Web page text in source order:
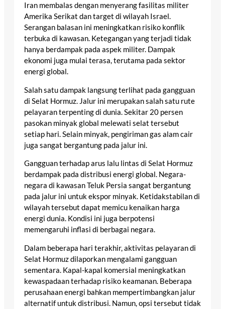
Iran membalas dengan menyerang fasilitas militer
Amerika Serikat dan target di wilayah Israel.
Serangan balasan ini meningkatkan risiko konflik
terbuka di kawasan. Ketegangan yang terjadi tidak
hanya berdampak pada aspek militer. Dampak
ekonomi juga mulai terasa, terutama pada sektor
energi global.
Salah satu dampak langsung terlihat pada gangguan
di Selat Hormuz. Jalur ini merupakan salah satu rute
pelayaran terpenting di dunia. Sekitar 20 persen
pasokan minyak global melewati selat tersebut
setiap hari. Selain minyak, pengiriman gas alam cair
juga sangat bergantung pada jalur ini.
Gangguan terhadap arus lalu lintas di Selat Hormuz
berdampak pada distribusi energi global. Negara-
negara di kawasan Teluk Persia sangat bergantung
pada jalur ini untuk ekspor minyak. Ketidakstabilan di
wilayah tersebut dapat memicu kenaikan harga
energi dunia. Kondisi ini juga berpotensi
memengaruhi inflasi di berbagai negara.
Dalam beberapa hari terakhir, aktivitas pelayaran di
Selat Hormuz dilaporkan mengalami gangguan
sementara. Kapal-kapal komersial meningkatkan
kewaspadaan terhadap risiko keamanan. Beberapa
perusahaan energi bahkan mempertimbangkan jalur
alternatif untuk distribusi. Namun, opsi tersebut tidak